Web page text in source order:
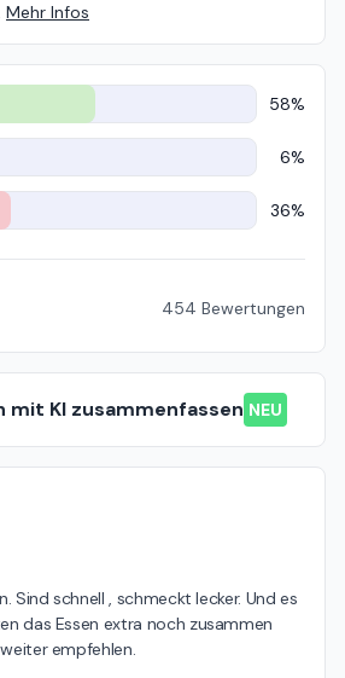
Mehr Infos
58%
6%
36%
454 Bewertungen
mit KI zusammenfassen NEU
Sind schnell , schmeckt lecker. Und es
das Essen extra noch zusammen
empfehlen.